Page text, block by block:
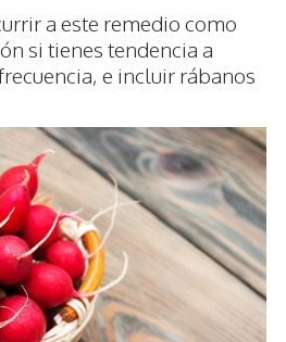
a este remedio como
si tienes tendencia a
e incluir rábanos